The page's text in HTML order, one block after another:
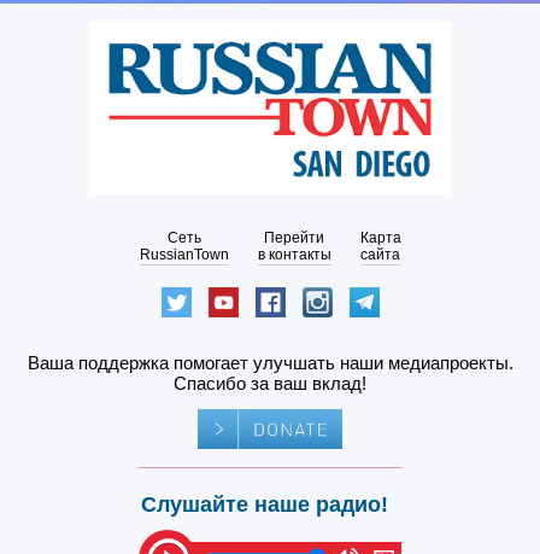
Сеть
RussianTown
Перейти
в контакты
Карта
сайта
Ваша поддержка помогает улучшать наши медиапроекты.
Спасибо за ваш вклад!
Слушайте наше радио!